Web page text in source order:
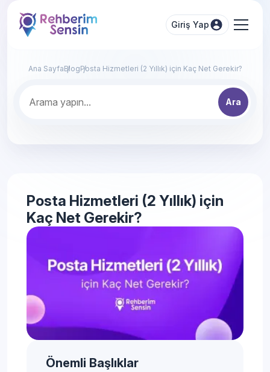
Giriş Yap
Ana SayfaBlogPosta Hizmetleri (2 Yıllık) için Kaç Net Gerekir?
Ara
Posta Hizmetleri (2 Yıllık) için
Kaç Net Gerekir?
Önemli Başlıklar